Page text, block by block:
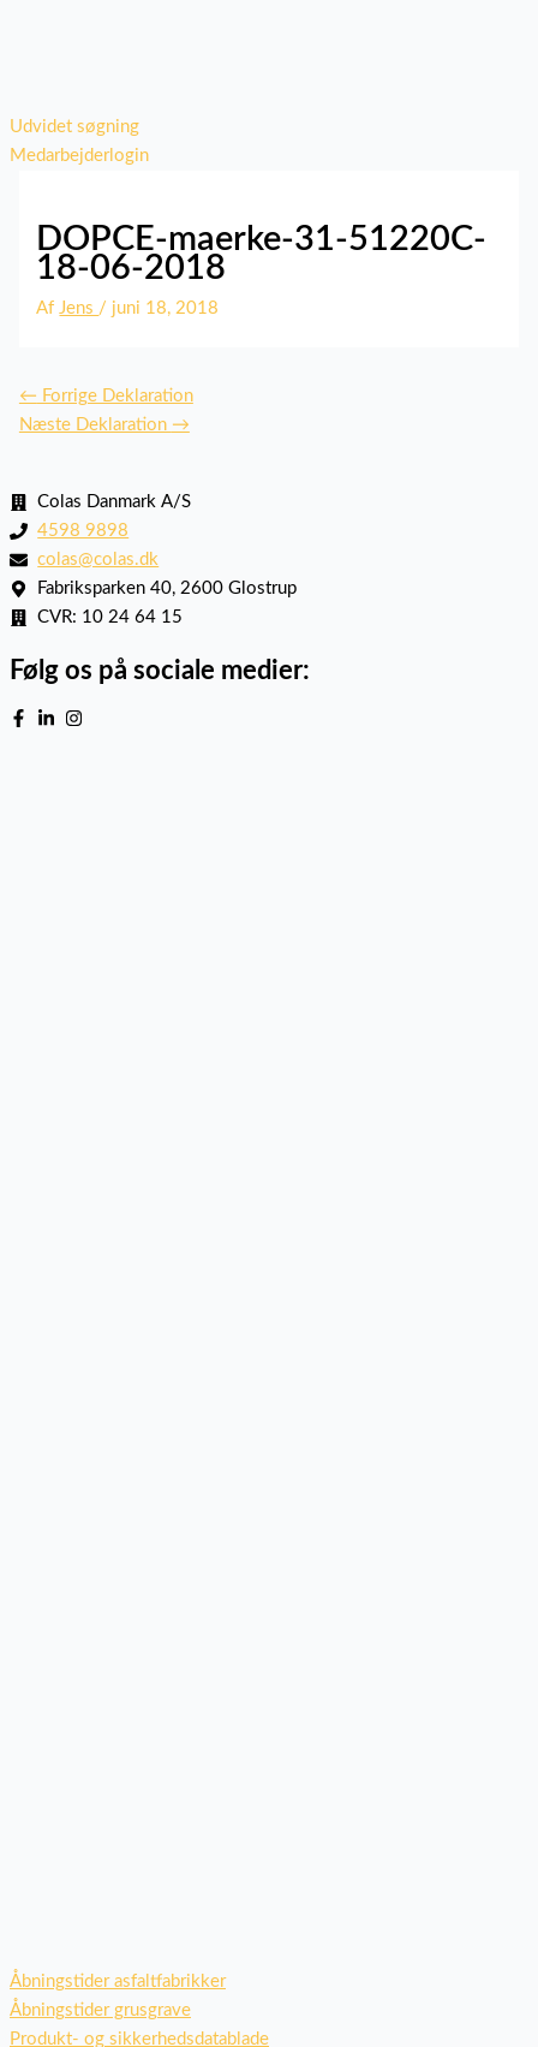
Udvidet søgning
Medarbejderlogin
DOPCE-maerke-31-51220C-
18-06-2018
Af Jens / juni 18, 2018
← Forrige Deklaration
Næste Deklaration →
Colas Danmark A/S
4598 9898
colas@colas.dk
Fabriksparken 40, 2600 Glostrup
CVR: 10 24 64 15
Følg os på sociale medier:
Åbningstider asfaltfabrikker
Åbningstider grusgrave
Produkt- og sikkerhedsdatablade